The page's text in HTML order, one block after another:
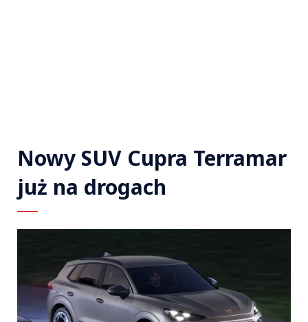
Nowy SUV Cupra Terramar
już na drogach